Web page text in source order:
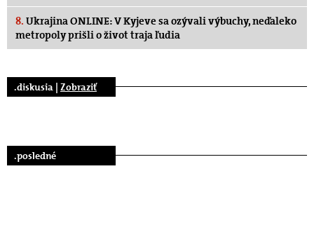
8. Ukrajina ONLINE: V Kyjeve sa ozývali výbuchy, neďaleko
metropoly prišli o život traja ľudia
.diskusia | Zobraziť
.posledné